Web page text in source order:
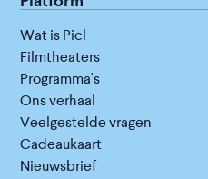
Wat is Picl
Filmtheaters
Programma's
Ons verhaal
Veelgestelde vragen
Cadeaukaart
Nieuwsbrief